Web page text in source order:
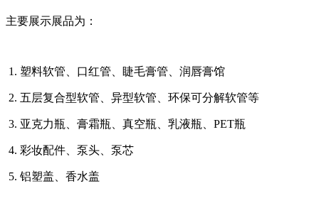
主要展示展品为：
1. 塑料软管、口红管、睫毛膏管、润唇膏馆
2. 五层复合型软管、异型软管、环保可分解软管等
3. 亚克力瓶、膏霜瓶、真空瓶、乳液瓶、PET瓶
4. 彩妆配件、泵头、泵芯
5. 铝塑盖、香水盖